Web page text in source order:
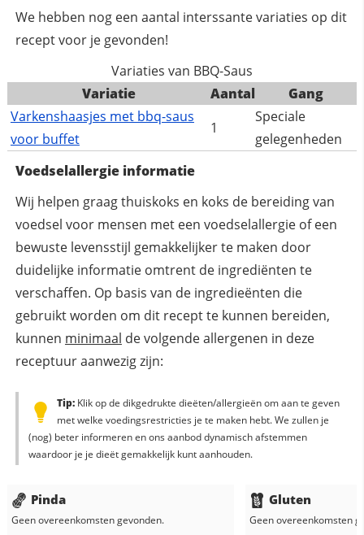
We hebben nog een aantal interssante variaties op dit
recept voor je gevonden!
Variaties van BBQ-Saus
Variatie
Aantal
Gang
Varkenshaasjes met bbq-saus
voor buffet
1
Speciale
gelegenheden
Voedselallergie informatie
Wij helpen graag thuiskoks en koks de bereiding van
voedsel voor mensen met een voedselallergie of een
bewuste levensstijl gemakkelijker te maken door
duidelijke informatie omtrent de ingrediënten te
verschaffen. Op basis van de ingredieënten die
gebruikt worden om dit recept te kunnen bereiden,
kunnen minimaal de volgende allergenen in deze
receptuur aanwezig zijn:
Tip:Klik op de dikgedrukte dieëten/allergieën om aan te geven
met welke voedingsrestricties je te maken hebt. We zullen je
(nog) beter informeren en ons aanbod dynamisch afstemmen
waardoor je je dieët gemakkelijk kunt aanhouden.
Pinda
Geen overeenkomsten gevonden.
Gluten
Geen overeenkomsten